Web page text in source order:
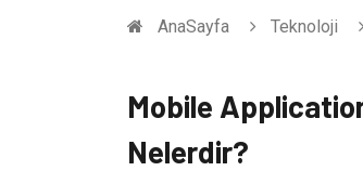
AnaSayfa Teknoloji
Mobile
Nelerdir?